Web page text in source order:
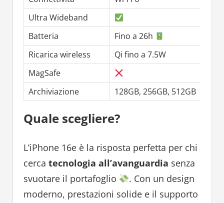
Ultra Wideband
Batteria
Fino a 26h
Ricarica wireless
Qi fino a 7.5W
MagSafe
Archiviazione
128GB, 256GB, 512GB
Quale scegliere?
L’iPhone 16e è la risposta perfetta per chi
cerca tecnologia all’avanguardia senza
svuotare il portafoglio
. Con un design
moderno, prestazioni solide e il supporto